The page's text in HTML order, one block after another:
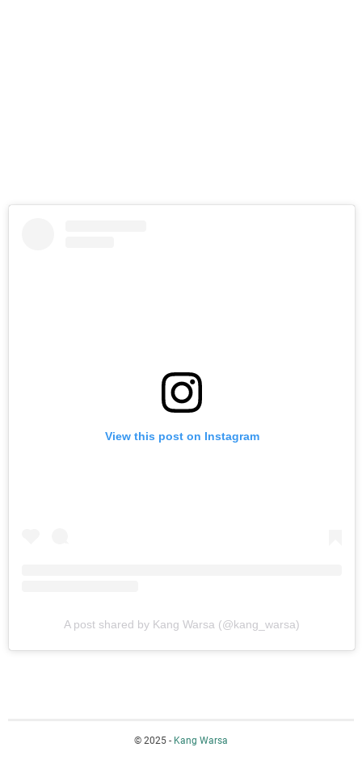
View this post on Instagram
A post shared by Kang Warsa (@kang_warsa)
© 2025 - Kang Warsa